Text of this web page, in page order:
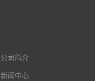
公司简介
新闻中心